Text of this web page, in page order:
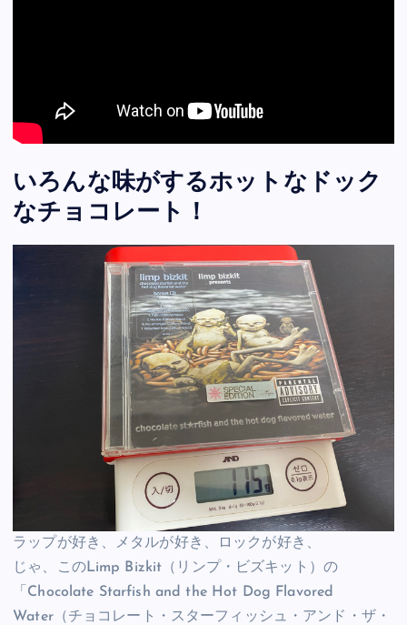
いろんな味がするホットなドック
なチョコレート！
ラップが好き、メタルが好き、ロックが好き、
じゃ、このLimp Bizkit（リンプ・ビズキット）の
「Chocolate Starfish and the Hot Dog Flavored
Water（チョコレート・スターフィッシュ・アンド・ザ・